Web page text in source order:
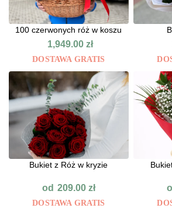
100 czerwonych róż w koszu
1,949.00zł
DOSTAWA GRATIS
Bukiet z Róż w kryzie
od 209.00 zł
DOSTAWA GRATIS